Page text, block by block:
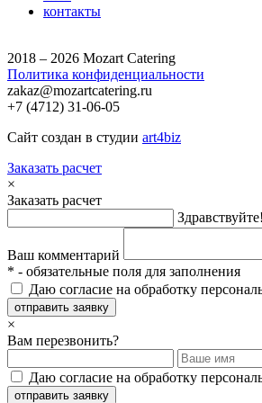
контакты
2018 – 2026 Mozart Catering
Политика конфиденциальности
zakaz@mozartcatering.ru
+7 (4712) 31-06-05
Сайт создан в студии art4biz
Заказать расчет
×
Заказать расчет
Ваш комментарий
* - обязательные поля для заполнения
Даю согласие на обработку
отправить заявку
×
Вам перезвонить?
Даю согласие на обработку
отправить заявку